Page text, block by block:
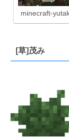
minecraft-
[草]茂み